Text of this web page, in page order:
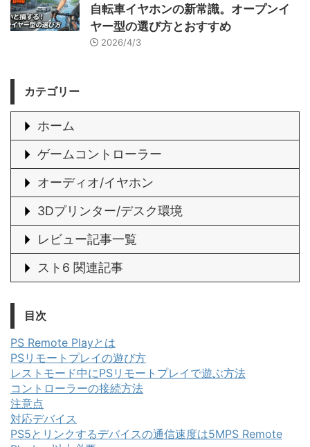
自転車イヤホンの新常識。オープンイ
ヤー型の選び方とおすすめ
2026/4/3
カテゴリー
ホーム
ゲームコントローラー
オーディオ/イヤホン
3Dプリンター/デスク環境
レビュー記事一覧
スト6 関連記事
目次
PS Remote Playとは
PSリモートプレイの遊び方
レストモード中にPSリモートプレイで遊ぶ方法
コントローラーの接続方法
注意点
対応デバイス
PS5とリンクするデバイスの通信速度は5MPS Remote